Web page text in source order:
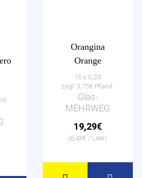
Orangina
Orange
15 x 0,20l
zzgl. 3,75€ Pfand
Glas-
MEHRWEG
19,29€
(6,43€ / Liter)